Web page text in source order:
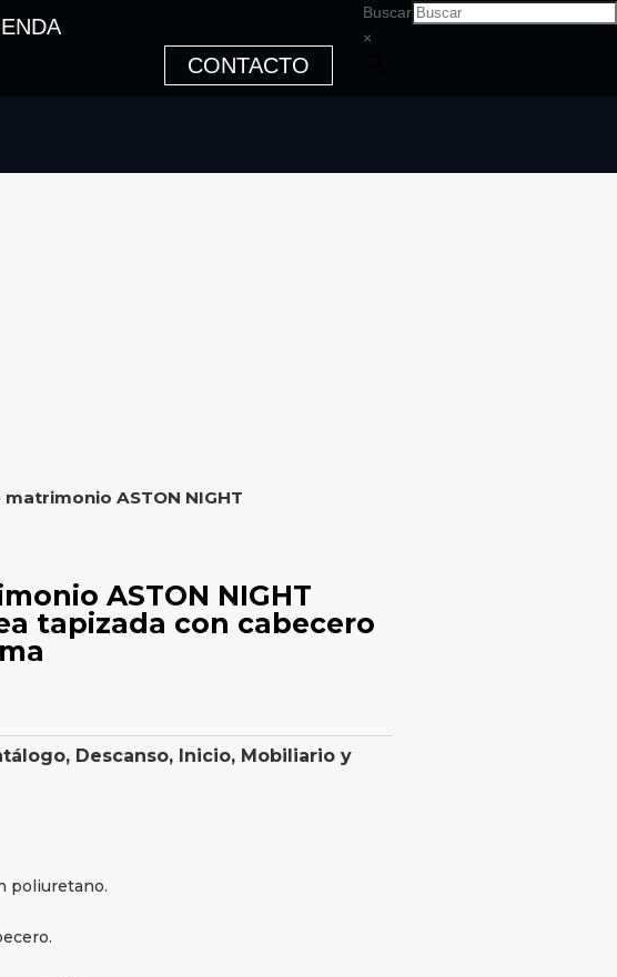
CONTACTO
Buscar
×
ASTON NIGHT
ASTON NIGHT
tapizada con cabecero
, Descanso, Inicio, Mobiliario y
poliuretano.